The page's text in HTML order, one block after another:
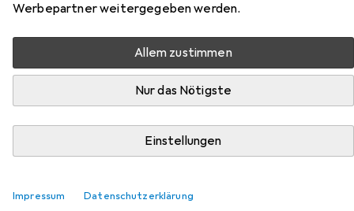
Werbepartner weitergegeben werden.
Allem zustimmen
Nur das Nötigste
Einstellungen
Impressum Datenschutzerklärung
Zubehör für Aweso Stellschienen
1040 Typ 2, für mittlere
Stellschienen 1040 Typ 2, für mittlere Belastung aus der